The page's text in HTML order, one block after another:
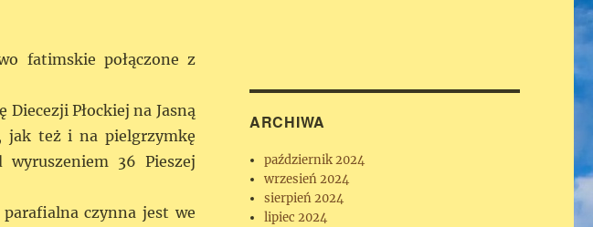
fatimskie połączone z
Płockiej na Jasną
jak też i na pielgrzymkę
wyruszeniem 36 Pieszej
czynna jest we
ARCHIWA
październik 2024
wrzesień 2024
sierpień 2024
lipiec 2024